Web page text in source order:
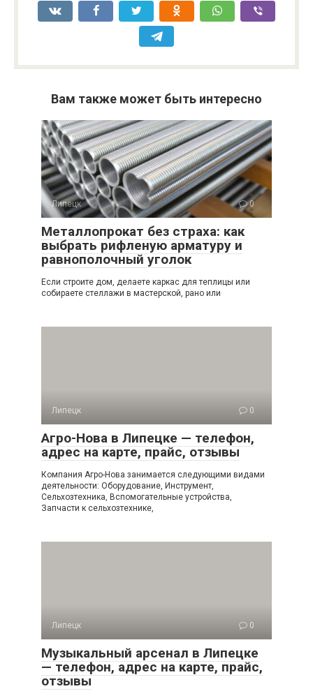
Вам также может быть интересно
Липецк 0
Металлопрокат без страха: как
выбрать рифленую арматуру и
равнополочный уголок
Если строите дом, делаете каркас для теплицы или
собираете стеллажи в мастерской, рано или
Липецк 0
Агро-Нова в Липецке — телефон,
адрес на карте, прайс, отзывы
Компания Агро-Нова занимается следующими видами
деятельности: Оборудование, Инструмент,
Сельхозтехника, Вспомогательные устройства,
Запчасти к сельхозтехнике,
Липецк 0
Музыкальный арсенал в Липецке
— телефон, адрес на карте, прайс,
отзывы